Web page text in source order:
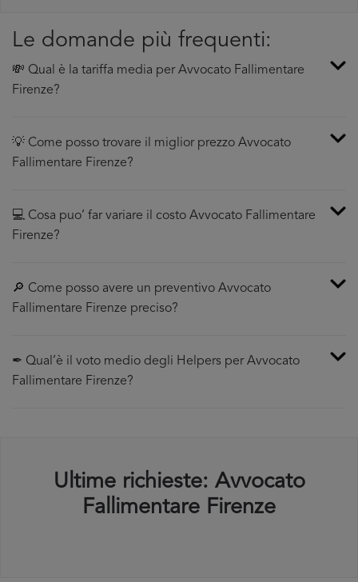
Le domande più frequenti:
💸 Qual è la tariffa media per Avvocato Fallimentare
Firenze?
💡 Come posso trovare il miglior prezzo Avvocato
Fallimentare Firenze?
💻 Cosa puo’ far variare il costo Avvocato Fallimentare
Firenze?
🔎 Come posso avere un preventivo Avvocato
Fallimentare Firenze preciso?
✒ Qual’è il voto medio degli Helpers per Avvocato
Fallimentare Firenze?
Ultime richieste: Avvocato
Fallimentare Firenze